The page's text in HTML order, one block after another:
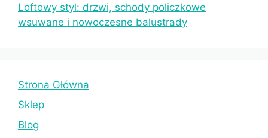
Loftowy styl: drzwi, schody policzkowe
wsuwane i nowoczesne balustrady
Strona Główna
Sklep
Blog